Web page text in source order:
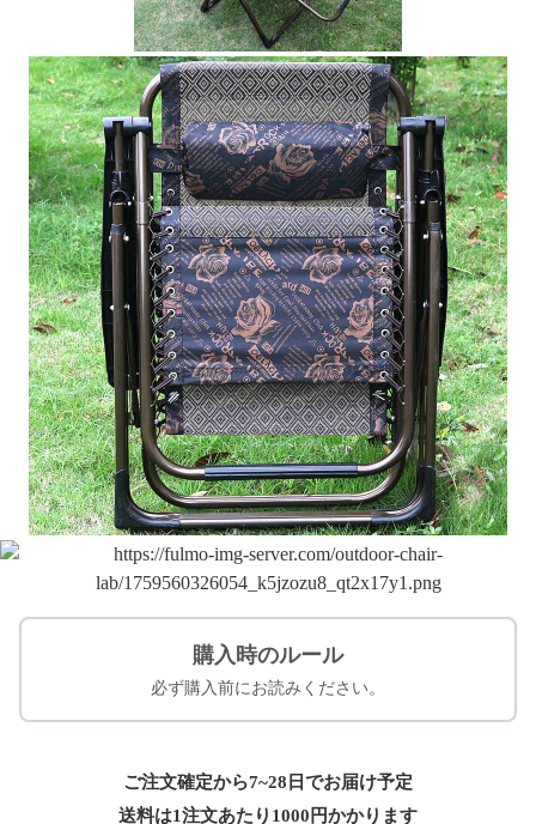
購入時のルール
必ず購入前にお読みください。
ご注文確定から7~28日でお届け予定
送料は1注文あたり 1000 円かかります